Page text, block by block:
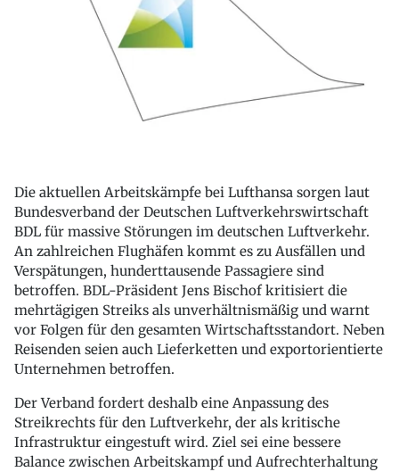
Die aktuellen Arbeitskämpfe bei Lufthansa sorgen laut
Bundesverband der Deutschen Luftverkehrswirtschaft
BDL für massive Störungen im deutschen Luftverkehr.
An zahlreichen Flughäfen kommt es zu Ausfällen und
Verspätungen, hunderttausende Passagiere sind
betroffen. BDL-Präsident Jens Bischof kritisiert die
mehrtägigen Streiks als unverhältnismäßig und warnt
vor Folgen für den gesamten Wirtschaftsstandort. Neben
Reisenden seien auch Lieferketten und exportorientierte
Unternehmen betroffen.
Der Verband fordert deshalb eine Anpassung des
Streikrechts für den Luftverkehr, der als kritische
Infrastruktur eingestuft wird. Ziel sei eine bessere
Balance zwischen Arbeitskampf und Aufrechterhaltung